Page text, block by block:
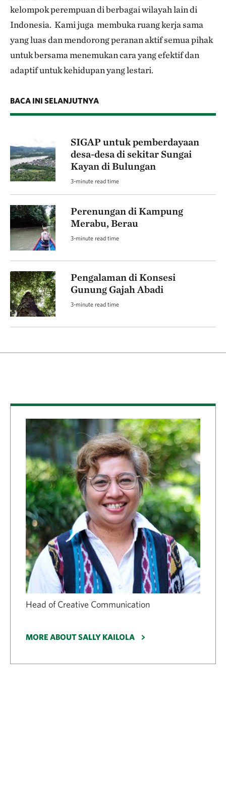
kelompok perempuan di berbagai wilayah lain di
Indonesia. Kami juga membuka ruang kerja sama
yang luas dan mendorong peranan aktif semua pihak
untuk bersama menemukan cara yang efektif dan
adaptif untuk kehidupan yang lestari.
BACA INI SELANJUTNYA
SIGAP untuk pemberdayaan
desa-desa di sekitar Sungai
Kayan di Bulungan
3-minute read time
Perenungan di Kampung
Merabu, Berau
3-minute read time
Pengalaman di Konsesi
Gunung Gajah Abadi
3-minute read time
Head of Creative Communication
MORE ABOUT SALLY KAILOLA